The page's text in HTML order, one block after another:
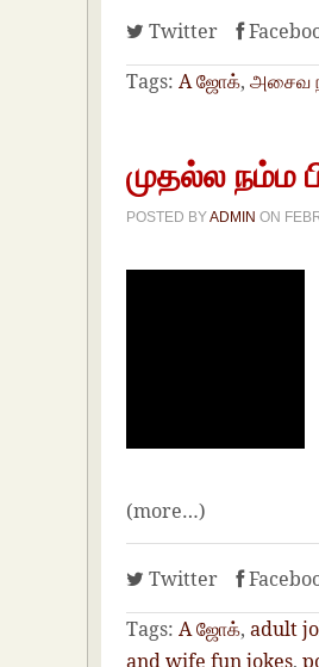
Twitter
Tags: A ஜோக்,அசைவ
முதல்ல நம்ம
POSTED BYADMIN ON
(more…)
Twitter
Tags: A ஜோக்,adult
and wife fun jokes,